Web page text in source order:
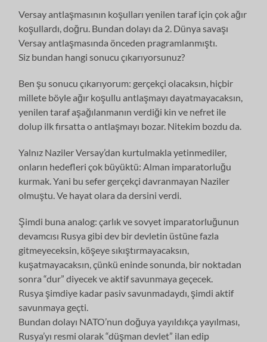
Versay antlaşmasının koşulları yenilen taraf için çok ağır
koşullardı, doğru. Bundan dolayı da 2. Dünya savaşı
Versay antlaşmasında önceden pragramlanmıştı.
Siz bundan hangi sonucu çıkarıyorsunuz?
Ben şu sonucu çıkarıyorum: gerçekçi olacaksın, hiçbir
millete böyle ağır koşullu antlaşmayı dayatmayacaksın,
yenilen taraf aşağılanmanın verdiği kin ve nefret ile
dolup ilk fırsatta o antlaşmayı bozar. Nitekim bozdu da.
Yalnız Naziler Versay’dan kurtulmakla yetinmediler,
onların hedefleri çok büyüktü: Alman imparatorluğu
kurmak. Yani bu sefer gerçekçi davranmayan Naziler
olmuştu. Ve hayat olara da dersini verdi.
Şimdi buna analog: çarlık ve sovyet imparatorluğunun
devamcısı Rusya gibi dev bir devletin üstüne fazla
gitmeyeceksin, köşeye sıkıştırmayacaksın,
kuşatmayacaksın, çünkü eninde sonunda, bir noktadan
sonra “dur” diyecek ve aktif savunmaya geçecek.
Rusya şimdiye kadar pasiv savunmadaydı, şimdi aktif
savunmaya geçti.
Bundan dolayı NATO’nun doğuya yayıldıkça yayılması,
Rusya’yı resmi olarak “düşman devlet” ilan edip